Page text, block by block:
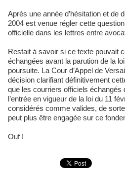
Après une année d’hésitation et de
2004 est venue régler cette
officielle dans les lettres entre
Restait à savoir si ce texte pouvait
échangées avant la parution de la
poursuite. La Cour d’Appel de
décision clarifiant définitivement
que les courriers officiels échangés
l’entrée en vigueur de la loi du 11
considérés comme valides, de
peut plus être engagée sur ce
Ouf !